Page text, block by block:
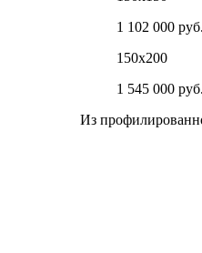
1 102 000 руб.
150х200
1 545 000 руб.
Из